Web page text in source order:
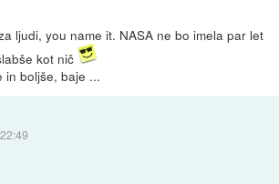
ljudi, you name it. NASA ne bo imela par let
kot nič
in boljše, baje ...